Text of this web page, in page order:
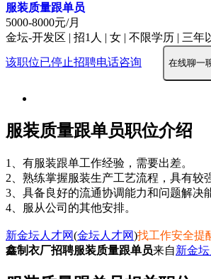
服装质量跟单员
5000-8000元/月
金坛-开发区 | 招1人 | 女 | 不限学历 | 三年
该职位已停止招聘电话咨询 在线聊一
服装质量跟单员职位介绍
1、有服装跟单工作经验，需要出差。
2、熟练掌握服装生产工艺流程，具有较
3、具备良好的流通协调能力和问题解决
4、服从公司的其他安排。
新金坛人才网(金坛人才网)找工作安全提
鑫制衣厂招聘服装质量跟单员来自新金